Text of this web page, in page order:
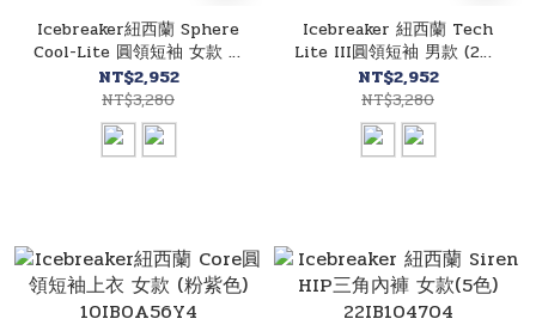
Icebreaker紐西蘭 Sphere
Cool-Lite 圓領短袖 女款 (2
色) 10IB0A56ZO
NT$2,952
NT$3,280
Icebreaker 紐西蘭 Tech
Lite III圓領短袖 男款 (2色)
10IB0A56WL
NT$2,952
NT$3,280